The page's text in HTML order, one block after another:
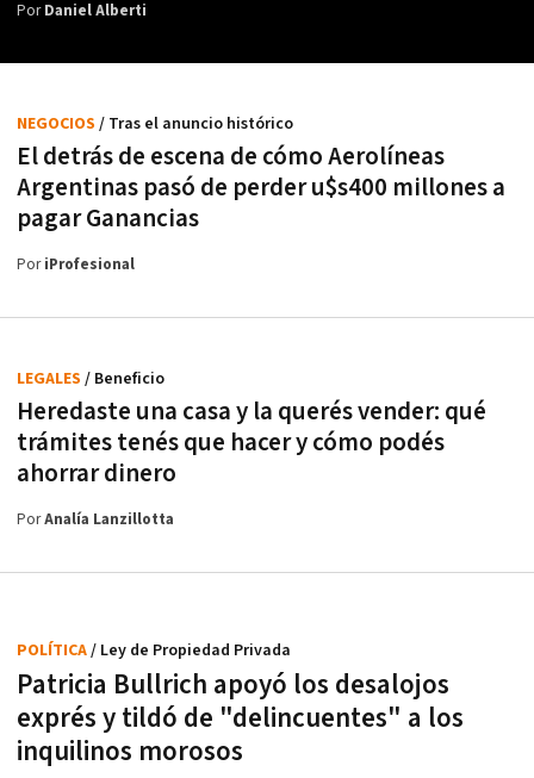
PorDaniel Alberti
El detrás de escena de cómo Aerolíneas
Argentinas pasó de perder u$s400 millones a
pagar Ganancias
NEGOCIOS / Tras el anuncio histórico
PoriProfesional
Heredaste una casa y la querés vender: qué
trámites tenés que hacer y cómo podés
ahorrar dinero
LEGALES / Beneficio
PorAnalía Lanzillotta
Patricia Bullrich apoyó los desalojos
exprés y tildó de "delincuentes" a los
inquilinos morosos
POLÍTICA/ Ley de Propiedad Privada